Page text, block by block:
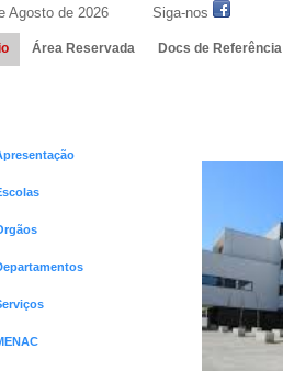
Agosto de 2026 Siga-nos
Área Reservada Docs de Referência